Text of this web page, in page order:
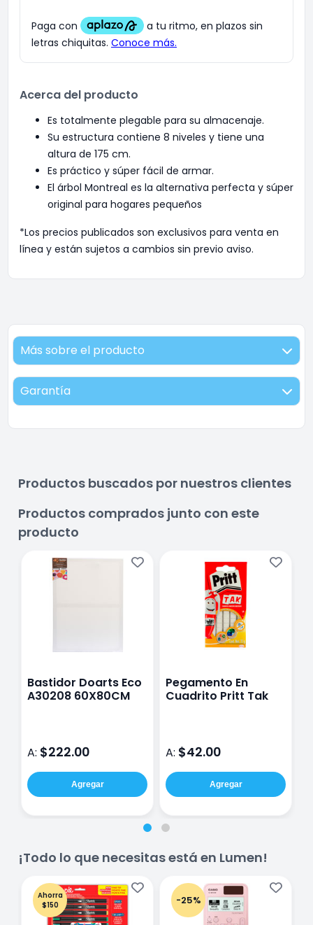
Acerca del producto
Es totalmente plegable para su almacenaje.
Su estructura contiene 8 niveles y tiene una
altura de 175 cm.
Es práctico y súper fácil de armar.
El árbol Montreal es la alternativa perfecta y súper
original para hogares pequeños
*Los precios publicados son exclusivos para venta en
línea y están sujetos a cambios sin previo aviso.
Más sobre el producto
Garantía
Productos buscados por nuestros clientes
Productos comprados junto con este
producto
Bastidor Doarts Eco
A30208 60X80CM
A: $222.00
Agregar
Pegamento En
Cuadrito Pritt Tak
A: $42.00
Agregar
¡Todo lo que necesitas está en Lumen!
Ahorra
$150
-25%